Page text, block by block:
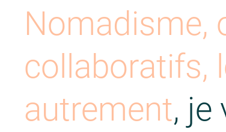
Nomadisme,
collaboratifs,
autrement, je